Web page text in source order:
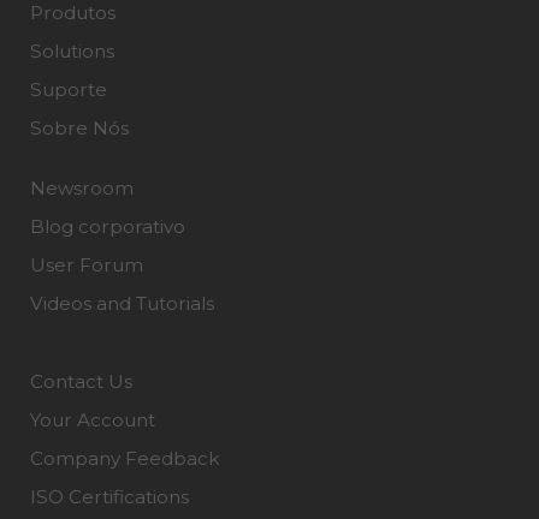
Produtos
Solutions
Suporte
Sobre Nós
Newsroom
Blog corporativo
User Forum
Videos and Tutorials
Contact Us
Your Account
Company Feedback
ISO Certifications